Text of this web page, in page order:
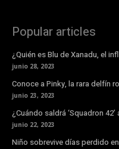
Popular articles
¿Quién es Blu de Xanadu, el
junio 28, 2023
Conoce a Pinky, la rara delfín
junio 23, 2023
¿Cuándo saldrá ‘Squadron 42’
junio 22, 2023
Niño sobrevive días perdido